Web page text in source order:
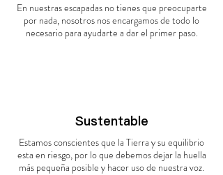
En nuestras escapadas no tienes que preocuparte
por nada, nosotros nos encargamos de todo lo
necesario para ayudarte a dar el primer paso.
Sustentable
Estamos conscientes que la Tierra y su equilibrio
esta en riesgo, por lo que debemos dejar la huella
más pequeña posible y hacer uso de nuestra voz.